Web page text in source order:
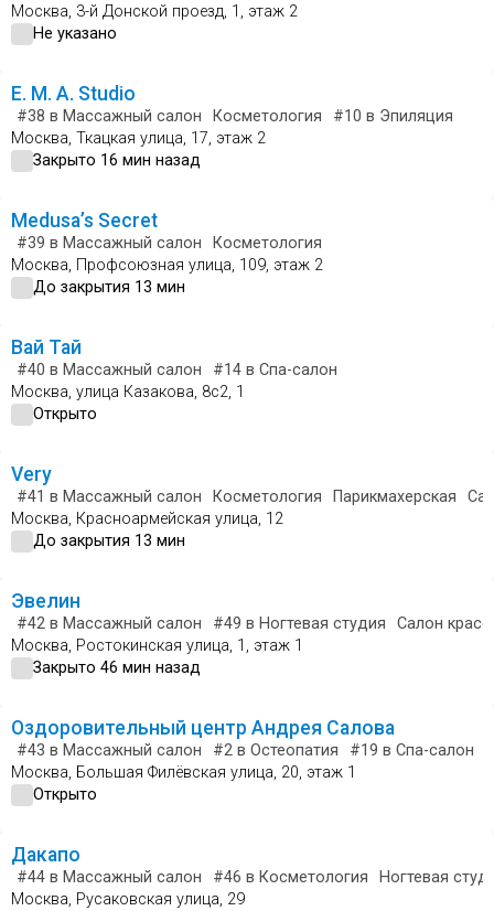
Москва, 3-й Донской проезд, 1, этаж 2
Не указано
Е. M. A. Studio
#38 в Массажный салон Косметология #10 в Эпиляция
Москва, Ткацкая улица, 17, этаж 2
Закрыто 16 мин назад
Medusa’s Secret
#39 в Массажный салон
Косметология
Москва, Профсоюзная улица, 109, этаж 2
До закрытия 13 мин
Вай Тай
#40 в Массажный салон #14 в Спа-салон
Москва, улица Казакова, 8с2, 1
Открыто
Very
#41 в Массажный салон Косметология Парикмахерская
Москва, Красноармейская улица, 12
До закрытия 13 мин
Эвелин
#42 в Массажный салон #49 в Ногтевая студия
Салон
Москва, Ростокинская улица, 1, этаж 1
Закрыто 46 мин назад
Оздоровительный центр Андрея Салова
#43 в Массажный салон #2 в Остеопатия #19 в Спа-салон
Москва, Большая Филёвская улица, 20, этаж 1
Открыто
Дакапо
#44 в Массажный салон #46 в Косметология
Ногтевая
Москва, Русаковская улица, 29